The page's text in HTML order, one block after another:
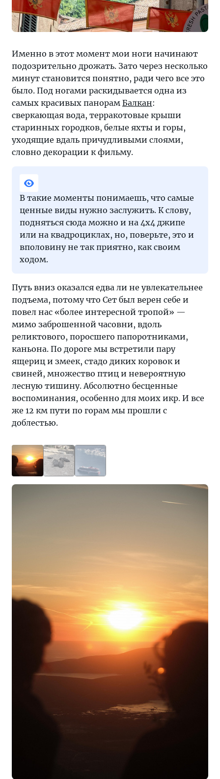
Именно в этот момент мои ноги начинают
подозрительно дрожать. Зато через несколько
минут становится понятно, ради чего все это
было. Под ногами раскидывается одна из
самых красивых панорам Балкан:
сверкающая вода, терракотовые крыши
старинных городков, белые яхты и горы,
уходящие вдаль причудливыми слоями,
словно декорации к фильму.
В такие моменты понимаешь, что самые
ценные виды нужно заслужить. К слову,
подняться сюда можно и на 4х4 джипе
или на квадроциклах, но, поверьте, это и
вполовину не так приятно, как своим
ходом.
Путь вниз оказался едва ли не увлекательнее
подъема, потому что Сет был верен себе и
повел нас «более интересной тропой» —
мимо заброшенной часовни, вдоль
реликтового, поросшего папоротниками,
каньона. По дороге мы встретили пару
ящериц и змеек, стадо диких коровок и
свиней, множество птиц и невероятную
лесную тишину. Абсолютно бесценные
воспоминания, особенно для моих икр. И все
же 12 км пути по горам мы прошли с
доблестью.